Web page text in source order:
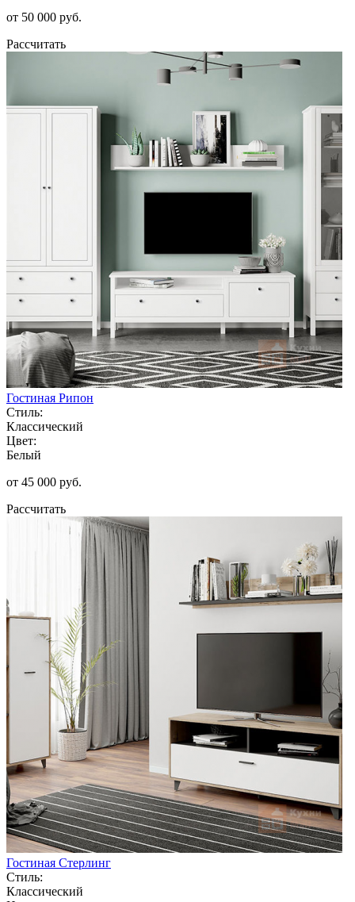
от 50 000 руб.
Рассчитать
Гостиная Рипон
Стиль:
Классический
Цвет:
Белый
от 45 000 руб.
Рассчитать
Гостиная Стерлинг
Стиль:
Классический